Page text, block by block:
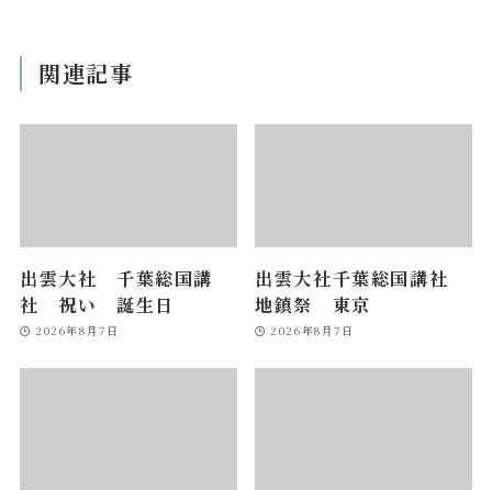
関連記事
出雲大社 千葉総国講
社 祝い 誕生日
2026年8月7日
出雲大社千葉総国講社
地鎮祭 東京
2026年8月7日